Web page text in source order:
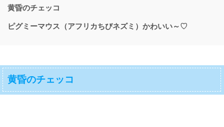
黄昏のチェッコ
ピグミーマウス（アフリカちびネズミ）かわいい～♡
黄昏のチェッコ